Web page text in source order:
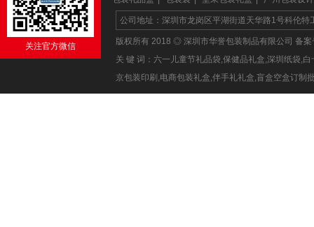
关注官方微信
公司地址：深圳市龙岗区平湖街道天华路1号科伦
版权所有 2018 ◎ 深圳市华誉包装制品有限公司 备案
关 键 词：六一儿童节礼品袋,保健品礼盒,深圳纸袋,
京包装印刷,电商包装礼盒,伴手礼礼盒,盲盒空盒订制